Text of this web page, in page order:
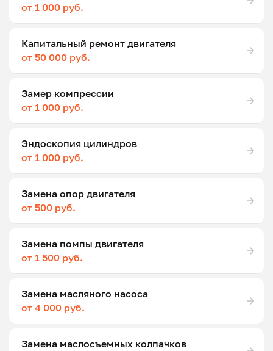
от 1 000 руб.
Капитальный ремонт двигателя
от 50 000 руб.
Замер компрессии
от 1 000 руб.
Эндоскопия цилиндров
от 1 000 руб.
Замена опор двигателя
от 500 руб.
Замена помпы двигателя
от 1 500 руб.
Замена масляного насоса
от 4 000 руб.
Замена маслосъемных колпачков